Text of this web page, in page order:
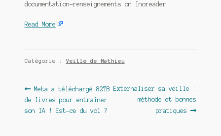
documentation-renseignements on Inoreader
Read More
Catégorie :Veille de Mathieu
Navigation
de
Article
précédent :
Meta a téléchargé 82TB
de livres pour entraîner
son IA ! Est-ce du vol ?
Article
suivant :
Externaliser sa veille :
méthode et bonnes
pratiques